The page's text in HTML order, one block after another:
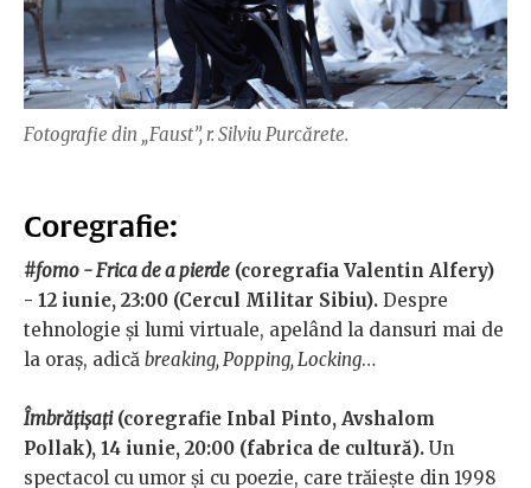
Fotografie din „Faust”, r. Silviu Purcărete.
Coregrafie:
#fomo - Frica de a pierde (coregrafia Valentin Alfery)
- 12 iunie, 23:00 (Cercul Militar Sibiu). Despre
tehnologie și lumi virtuale, apelând la dansuri mai de
la oraș, adică breaking, Popping, Locking…
Îmbrățișați(coregrafie Inbal Pinto, Avshalom
Pollak), 14 iunie, 20:00 (fabrica de cultură). Un
spectacol cu umor și cu poezie, care trăiește din 1998